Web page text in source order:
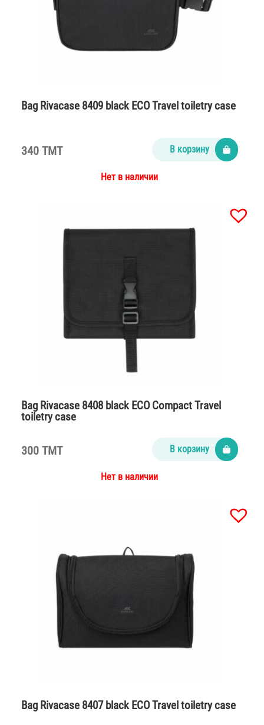
Bag Rivacase 8409 black ECO Travel toiletry case
340 TMT В корзину
Нет в наличии
Bag Rivacase 8408 black ECO Compact Travel
toiletry case
300 TMT В корзину
Нет в наличии
Bag Rivacase 8407 black ECO Travel toiletry case